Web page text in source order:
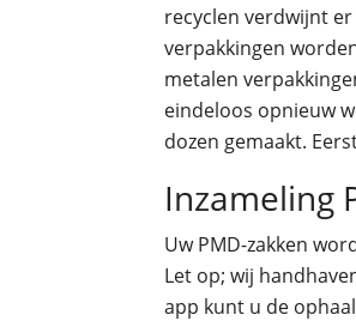
recyclen verdwijnt
verpakkingen
metalen
eindeloos opnieuw
dozen gemaakt.
Inzameling
Uw PMD-zakken
Let op; wij
app kunt u de